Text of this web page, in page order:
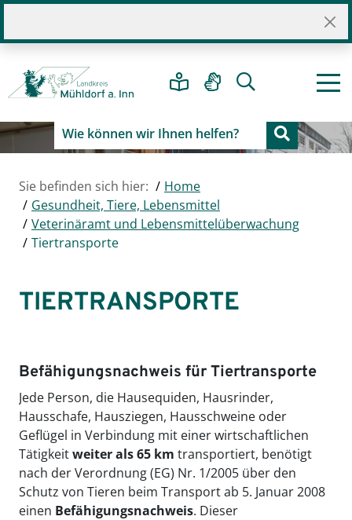
Sie befinden sich hier:
Home
Gesundheit, Tiere, Lebensmittel
Veterinäramt und Lebensmittelüberwachung
Tiertransporte
TIERTRANSPORTE
Befähigungsnachweis für Tiertransporte
Jede Person, die Hausequiden, Hausrinder,
Hausschafe, Hausziegen, Hausschweine oder
Geflügel in Verbindung mit einer wirtschaftlichen
Tätigkeitweiter als 65 km transportiert, benötigt
nach der Verordnung (EG) Nr. 1/2005 über den
Schutz von Tieren beim Transport ab 5. Januar 2008
einen Befähigungsnachweis. Dieser